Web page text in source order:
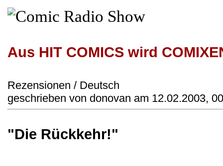
Aus HIT COMICS wird
Rezensionen / Deutsch
geschrieben von donovan am 12.02.2003,
"Die Rückkehr!"